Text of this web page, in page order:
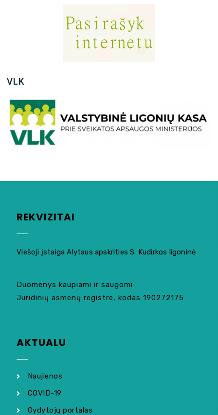
VLK
REKVIZITAI
Viešoji įstaiga Alytaus apskrities S. Kudirkos ligoninė
Duomenys kaupiami ir saugomi
Juridinių asmenų registre, kodas 190272175
AKTUALU
Naujienos
COVID-19
Gydytojų portalas